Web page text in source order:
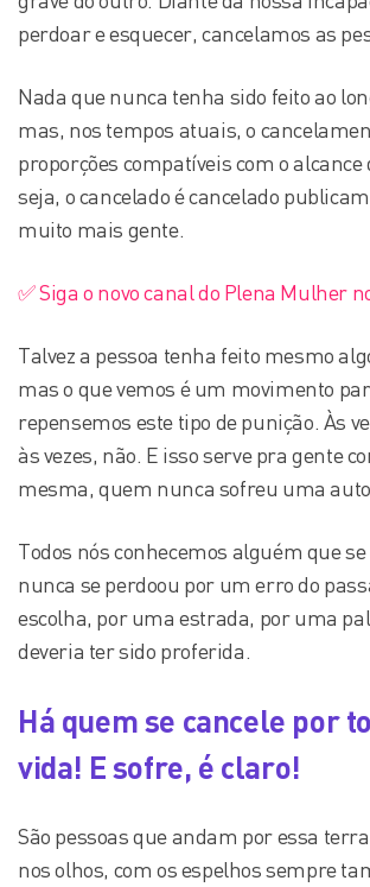
perdoar e esquecer, cancelamos as
Nada que nunca tenha sido feito ao
mas, nos tempos atuais, o
proporções compatíveis com o
seja, o cancelado é cancelado
muito mais gente.
✅ Siga o novo canal do Plena Mulher
Talvez a pessoa tenha feito mesmo
mas o que vemos é um movimento
repensemos este tipo de punição. Às
às vezes, não. E isso serve pra gente
mesma, quem nunca sofreu uma
Todos nós conhecemos alguém que
nunca se perdoou por um erro do
escolha, por uma estrada, por uma
deveria ter sido proferida.
Há quem se cancele por
vida! E sofre, é claro!
São pessoas que andam por essa
nos olhos, com os espelhos sempre